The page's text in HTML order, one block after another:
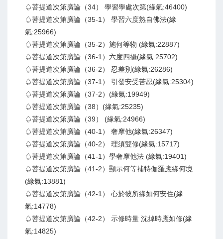
♤菩提道次第廣論（34） 學習學處次第(緣氣:46400)
♤菩提道次第廣論（35-1） 學習六度熟自佛法(緣
氣:25966)
♤菩提道次第廣論（35-2）施何等物 (緣氣:22887)
♤菩提道次第廣論（36-1）六度四攝(緣氣:25702)
♤菩提道次第廣論（36-2） 忍差別(緣氣:26286)
♤菩提道次第廣論（37-1） 引發安受苦忍(緣氣:25304)
♤菩提道次第廣論（37-2）(緣氣:19949)
♤菩提道次第廣論（38）(緣氣:25235)
♤菩提道次第廣論（39） (緣氣:24966)
♤菩提道次第廣論（40-1） 奢摩他(緣氣:26347)
♤菩提道次第廣論（40-2） 理須雙修(緣氣:15717)
♤菩提道次第廣論（41-1）學奢摩他法 (緣氣:19401)
♤菩提道次第廣論（41-2）顯示何等補特伽羅應緣何境
(緣氣:13881)
♤菩提道次第廣論（42-1） 心於彼所緣如何安住(緣
氣:14778)
♤菩提道次第廣論（42-2） 示修時量 沈掉時應如修(緣
氣:14825)